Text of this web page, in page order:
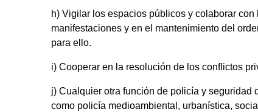
h) Vigilar los espacios públicos y colaborar
manifestaciones y en el mantenimiento del
para ello.
i) Cooperar en la resolución de los conflictos
j) Cualquier otra función de policía y
como policía medioambiental, urbanística,